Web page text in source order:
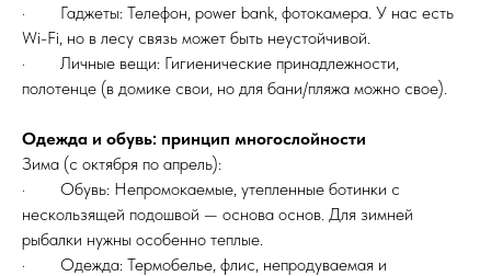
· Гаджеты: Телефон, power bank, фотокамера. У нас есть
Wi-Fi, но в лесу связь может быть неустойчивой.
· Личные вещи: Гигиенические принадлежности,
полотенце (в домике свои, но для бани/пляжа можно свое).
Одежда и обувь: принцип многослойности
Зима (с октября по апрель):
· Обувь: Непромокаемые, утепленные ботинки с
нескользящей подошвой — основа основ. Для зимней
рыбалки нужны особенно теплые.
· Одежда: Термобелье, флис, непродуваемая и